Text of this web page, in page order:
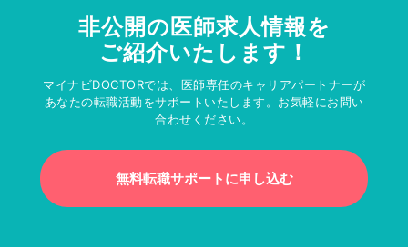
非公開の医師求人情報を
ご紹介いたします！
マイナビDOCTORでは、医師専任のキャリアパートナーが
あなたの転職活動をサポートいたします。お気軽にお問い
合わせください。
無料転職サポートに申し込む